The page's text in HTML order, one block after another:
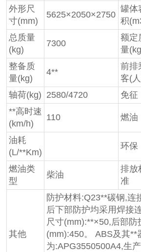
外形尺
寸(mm)
5625×2050×2750
罐体
积
总质量
(kg)
7300
额定
量
整备质
量(kg)
4**
前排
客(
轴荷(kg) 2580/4720 免征
**高时速
(km/h)
110 燃油
油耗
(L/**Km)
环保
燃油类
型
柴油
排放
准
其他
防护材料:Q23**碳钢,连
后下部防护均采用焊接
尺寸(mm):**×50,后部防
(mm):450。 ABS及其**
为:APG3550500A4,生